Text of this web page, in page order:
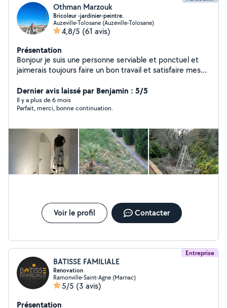
Othman Marzouk
Bricoleur -jardinier-peintre.
Auzeville-Tolosane (Auzeville-Tolosane)
4,8/5 (61 avis)
Présentation
Bonjour je suis une personne serviable et ponctuel et
jaimerais toujours faire un bon travail et satisfaire mes
Dernier avis laissé par Benjamin : 5/5
Il y a plus de 6 mois
Parfait, merci, bonne continuation.
Voir le profil Contacter
Entreprise
BATISSE FAMILIALE
Renovation
Ramonville-Saint-Agne (Marnac)
5/5 (3 avis)
Présentation